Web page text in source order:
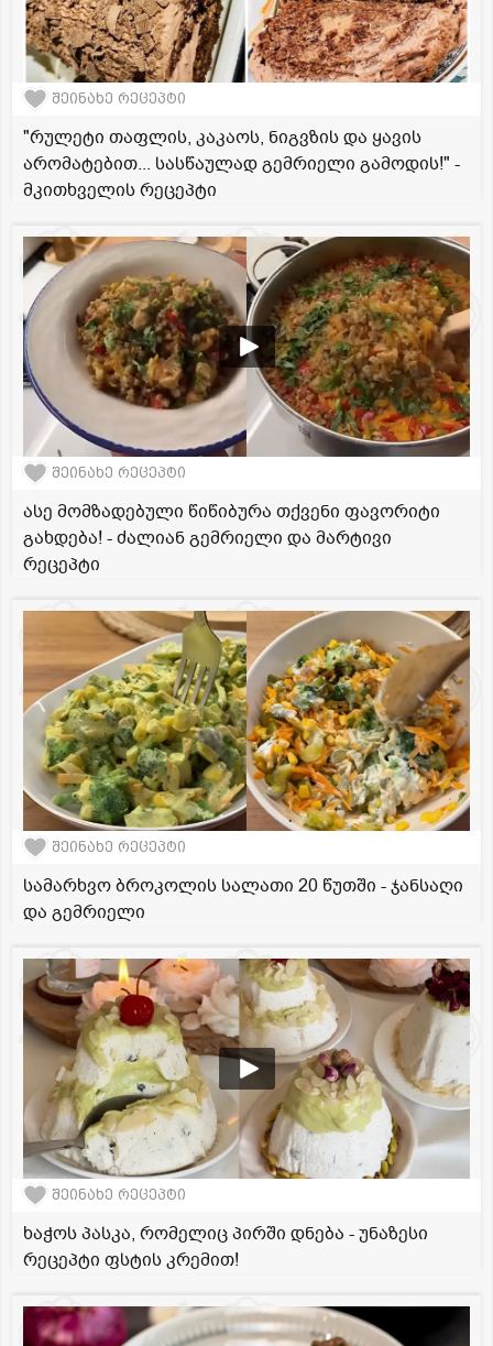
შეინახე რეცეპტი
"რულეტი თაფლის, კაკაოს, ნიგვზის და ყავის
არომატებით... სასწაულად გემრიელი გამოდის!" -
მკითხველის რეცეპტი
შეინახე რეცეპტი
ასე მომზადებული წიწიბურა თქვენი ფავორიტი
გახდება! - ძალიან გემრიელი და მარტივი
რეცეპტი
შეინახე რეცეპტი
სამარხვო ბროკოლის სალათი 20 წუთში - ჯანსაღი
და გემრიელი
შეინახე რეცეპტი
ხაჭოს პასკა, რომელიც პირში დნება - უნაზესი
რეცეპტი ფსტის კრემით!